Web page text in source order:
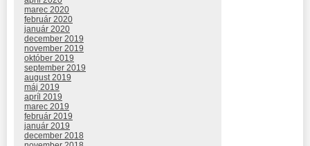
marec 2020
február 2020
január 2020
december 2019
november 2019
október 2019
september 2019
august 2019
máj 2019
apríl 2019
marec 2019
február 2019
január 2019
december 2018